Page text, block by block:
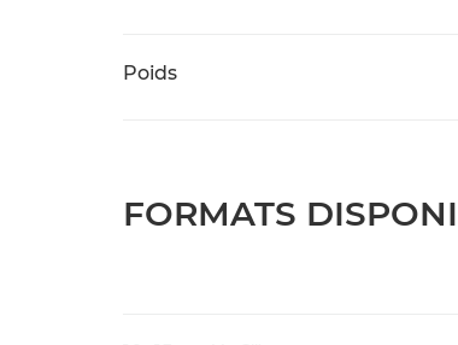
Poids
FORMATS